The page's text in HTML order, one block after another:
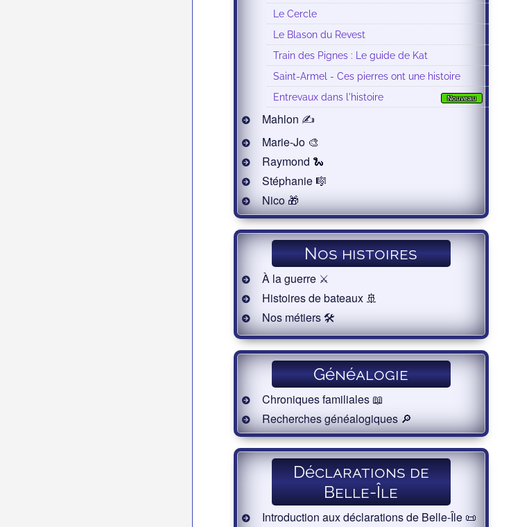
Le Cercle
Le Blason du Revest
Train des Pignes : Le guide de Kat
Saint-Armel - Ces pierres ont une histoire
Nouveau
Entrevaux dans l'histoire
Mahlon ✍
Marie-Jo 🎨
Raymond 🐍
Stéphanie 🎼
Nico 🎁
Nos histoires
À la guerre ⚔️
Histoires de bateaux 🚢
Nos métiers 🛠
Généalogie
Chroniques familiales 📖
Recherches généalogiques 🔎
Déclarations de
Belle-Île
Introduction aux déclarations de Belle-Île 📜